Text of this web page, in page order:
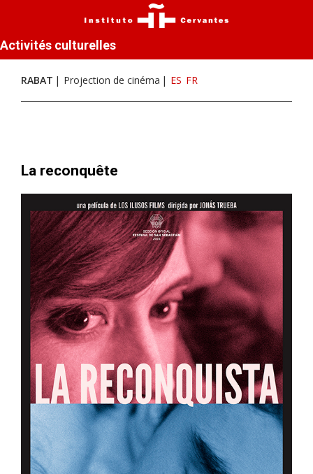
Activités culturelles
RABAT Projection de cinéma ES FR
La reconquête